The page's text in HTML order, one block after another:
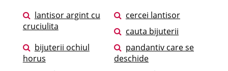
lantisor argint cu
cruciulita
cercei lantisor
cauta bijuterii
bijuterii ochiul
horus
pandantiv care se
deschide